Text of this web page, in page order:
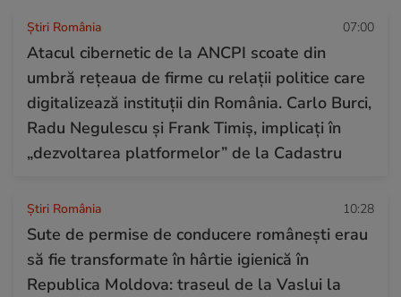
Știri România 07:00
Atacul cibernetic de la ANCPI scoate din
umbră rețeaua de firme cu relații politice care
digitalizează instituții din România. Carlo Burci,
Radu Negulescu și Frank Timiș, implicați în
„dezvoltarea platformelor” de la Cadastru
Știri România 10:28
Sute de permise de conducere românești erau
să fie transformate în hârtie igienică în
Republica Moldova: traseul de la Vaslui la